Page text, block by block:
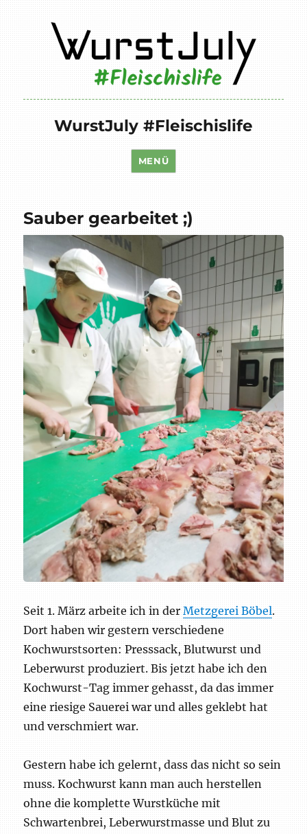
WurstJuly #Fleischislife
MENÜ
Sauber gearbeitet ;)
Seit 1. März arbeite ich in derMetzgerei Böbel.
Dort haben wir gestern verschiedene
Kochwurstsorten: Presssack, Blutwurst und
Leberwurst produziert. Bis jetzt habe ich den
Kochwurst-Tag immer gehasst, da das immer
eine riesige Sauerei war und alles geklebt hat
und verschmiert war.
Gestern habe ich gelernt, dass das nicht so sein
muss. Kochwurst kann man auch herstellen
ohne die komplette Wurstküche mit
Schwartenbrei, Leberwurstmasse und Blut zu